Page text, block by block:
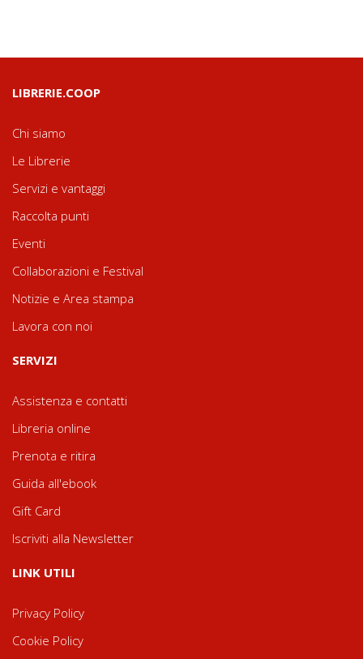
LIBRERIE.COOP
Chi siamo
Le Librerie
Servizi e vantaggi
Raccolta punti
Eventi
Collaborazioni e Festival
Notizie e Area stampa
Lavora con noi
SERVIZI
Assistenza e contatti
Libreria online
Prenota e ritira
Guida all'ebook
Gift Card
Iscriviti alla Newsletter
LINK UTILI
Privacy Policy
Cookie Policy